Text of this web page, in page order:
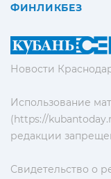
Новости
Использование
(https://
редакции
Свидетельство о
ФИНЛИКБЕЗ